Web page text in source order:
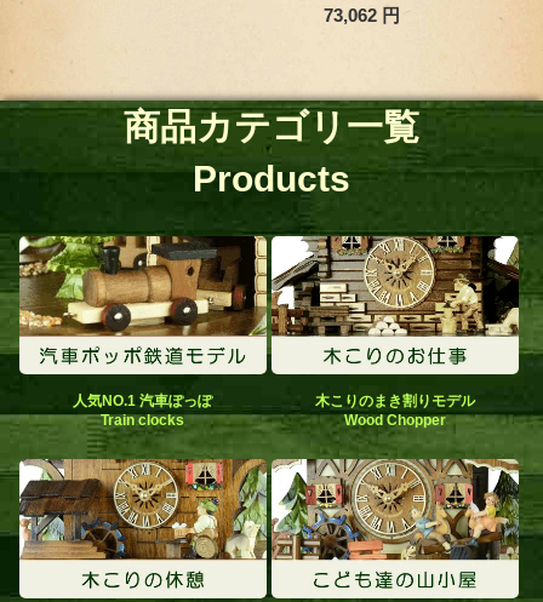
商品カテゴリ一覧
Products
人気NO.1 汽車ぽっぽ
Train clocks
木こりのまき割りモデル
Wood Chopper